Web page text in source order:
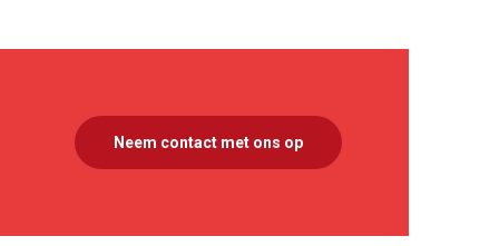
Neem contact met ons op